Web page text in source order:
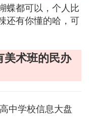
蝶都可以，个人比
还有你懂的哈，可
美术班的民办
中学校信息大盘